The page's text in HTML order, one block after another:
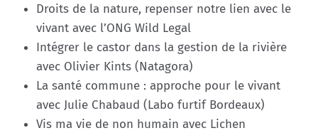
Droits de la nature, repenser notre lien avec le
vivant avec l’ONG Wild Legal
Intégrer le castor dans la gestion de la rivière
avec Olivier Kints (Natagora)
La santé commune : approche pour le vivant
avec Julie Chabaud (Labo furtif Bordeaux)
Vis ma vie de non humain avec Lichen